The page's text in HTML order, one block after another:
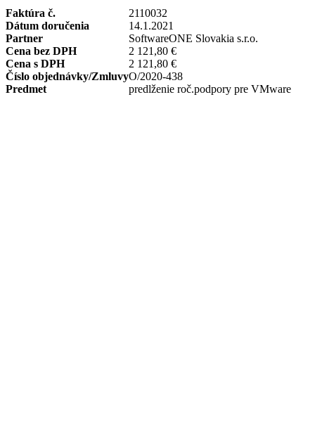
Faktúra č.
2110032
Dátum doručenia
14.1.2021
Partner
SoftwareONE Slovakia s.r.o.
Cena bez DPH
2 121,80 €
Cena s DPH
2 121,80 €
Číslo objednávky/ZmluvyO/2020-438
Predmet
predlženie roč.podpory pre VMware